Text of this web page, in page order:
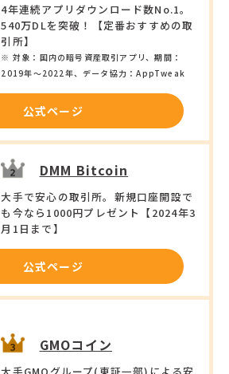
4年連続アプリダウンロード数No.1。
540万DLを突破！【定番おすすめの取
引所】
※ 対象：国内の暗号資産取引アプリ、期間：
2019年〜2022年、データ協力：AppTweak
公式ページ
DMM Bitcoin
大手で安心の取引所。新規口座開設で
も今なら1000円プレゼント【2024年3
月1日まで】
公式ページ
GMOコイン
大手GMOグループ(東証一部)による安